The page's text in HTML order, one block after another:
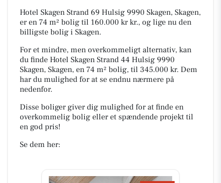
Hotel Skagen Strand 69 Hulsig 9990 Skagen, Skagen,
er en 74 m² bolig til 160.000 kr kr., og lige nu den
billigste bolig i Skagen.
For et mindre, men overkommeligt alternativ, kan
du finde Hotel Skagen Strand 44 Hulsig 9990
Skagen, Skagen, en 74 m² bolig, til 345.000 kr. Dem
har du mulighed for at se endnu nærmere på
nedenfor.
Disse boliger giver dig mulighed for at finde en
overkommelig bolig eller et spændende projekt til
en god pris!
Se dem her: